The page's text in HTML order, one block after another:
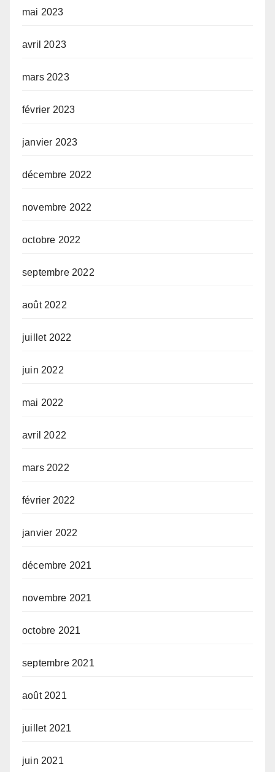
mai 2023
avril 2023
mars 2023
février 2023
janvier 2023
décembre 2022
novembre 2022
octobre 2022
septembre 2022
août 2022
juillet 2022
juin 2022
mai 2022
avril 2022
mars 2022
février 2022
janvier 2022
décembre 2021
novembre 2021
octobre 2021
septembre 2021
août 2021
juillet 2021
juin 2021